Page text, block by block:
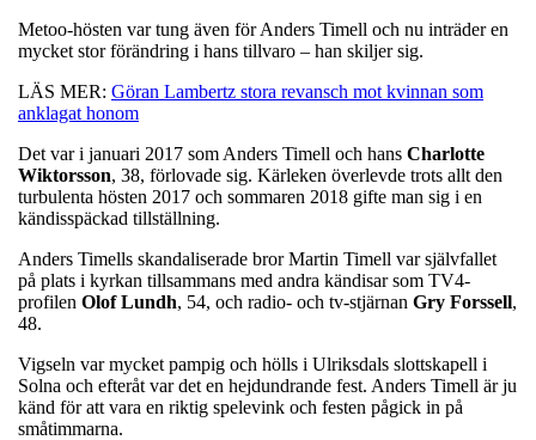
Metoo-hösten var tung även för Anders Timell och nu inträder en
mycket stor förändring i hans tillvaro – han skiljer sig.
LÄS MER: Göran Lambertz stora revansch mot kvinnan som
anklagat honom
Det var i januari 2017 som Anders Timell och hans Charlotte
Wiktorsson, 38, förlovade sig. Kärleken överlevde trots allt den
turbulenta hösten 2017 och sommaren 2018 gifte man sig i en
kändisspäckad tillställning.
Anders Timells skandaliserade bror Martin Timell var självfallet
på plats i kyrkan tillsammans med andra kändisar som TV4-
profilen Olof Lundh, 54, och radio- och tv-stjärnan Gry Forssell,
48.
Vigseln var mycket pampig och hölls i Ulriksdals slottskapell i
Solna och efteråt var det en hejdundrande fest. Anders Timell är ju
känd för att vara en riktig spelevink och festen pågick in på
småtimmarna.